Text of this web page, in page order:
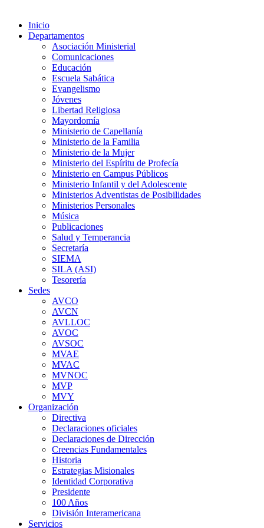
Inicio
Departamentos
Asociación Ministerial
Comunicaciones
Educación
Escuela Sabática
Evangelismo
Jóvenes
Libertad Religiosa
Mayordomía
Ministerio de Capellanía
Ministerio de la Familia
Ministerio de la Mujer
Ministerio del Espíritu de Profecía
Ministerio en Campus Públicos
Ministerio Infantil y del Adolescente
Ministerios Adventistas de Posibilidades
Ministerios Personales
Música
Publicaciones
Salud y Temperancia
Secretaría
SIEMA
SILA (ASI)
Tesorería
Sedes
AVCO
AVCN
AVLLOC
AVOC
AVSOC
MVAE
MVAC
MVNOC
MVP
MVY
Organización
Directiva
Declaraciones oficiales
Declaraciones de Dirección
Creencias Fundamentales
Historia
Estrategias Misionales
Identidad Corporativa
Presidente
100 Años
División Interamericana
Servicios